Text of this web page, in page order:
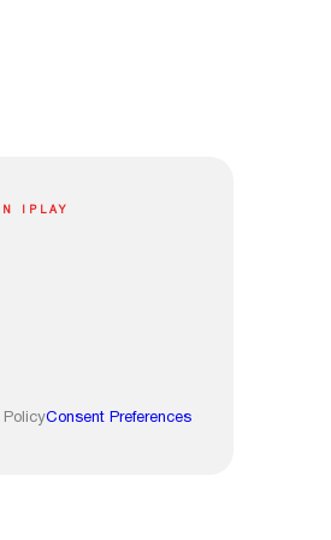
IPLAY
PolicyConsent Preferences